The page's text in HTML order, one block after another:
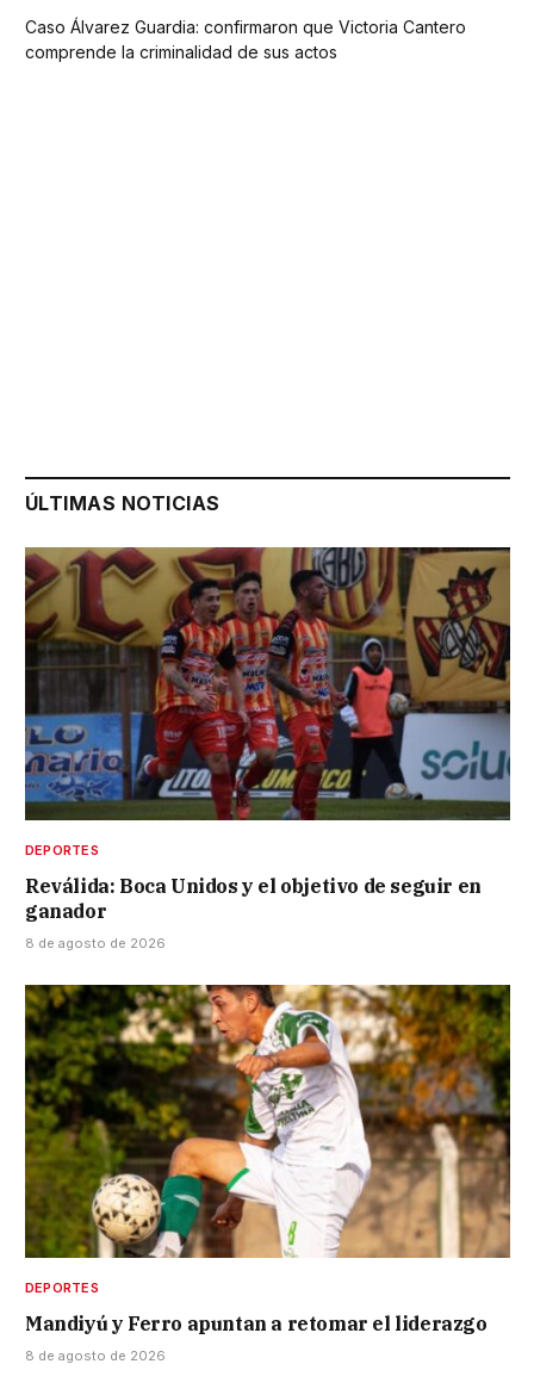
Caso Álvarez Guardia: confirmaron que Victoria Cantero
comprende la criminalidad de sus actos
ÚLTIMAS NOTICIAS
DEPORTES
Reválida: Boca Unidos y el objetivo de seguir en
ganador
8 de agosto de 2026
DEPORTES
Mandiyú y Ferro apuntan a retomar el liderazgo
8 de agosto de 2026